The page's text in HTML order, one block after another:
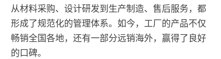
从材料采购、设计研发到生产制造、售后服务，都
形成了规范化的管理体系。如今，工厂的产品不仅
畅销全国各地，还有一部分远销海外，赢得了良好
的口碑。